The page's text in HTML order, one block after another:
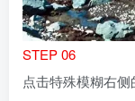
STEP 06
点击特殊模糊右